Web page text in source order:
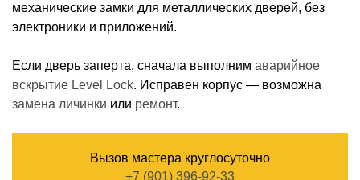
механические замки для металлических дверей, без
электроники и приложений.
Если дверь заперта, сначала выполним аварийное
вскрытие Level Lock. Исправен корпус — возможна
замена личинки или ремонт.
Вызов мастера круглосуточно
+7 (901) 396-92-33